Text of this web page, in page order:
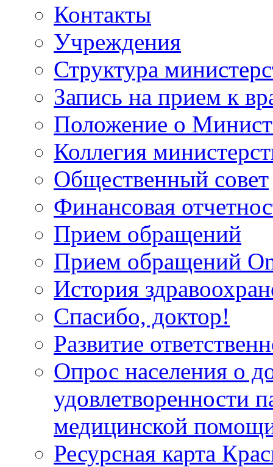
Контакты
Учреждения
Структура
Запись на прием к
Положение о
Коллегия
Общественный совет
Финансовая
Прием обращений
Прием обращений
История
Спасибо, доктор!
Развитие
Опрос населения о
удовлетворенности
медицинской
Ресурсная карта